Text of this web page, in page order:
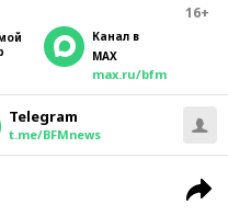
16+
Канал в
MAX
max.ru/bfm
Telegram
t.me/BFMnews